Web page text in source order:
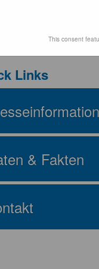
This consent
Links
& Fakten